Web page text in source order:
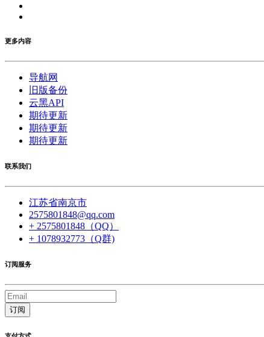
更多内容
导航网
旧版备份
云黑API
期待更新
期待更新
期待更新
联系我们
江苏省南京市
2575801848@qq.com
+ 2575801848（QQ）
+ 1078932773（Q群)
订阅服务
订阅